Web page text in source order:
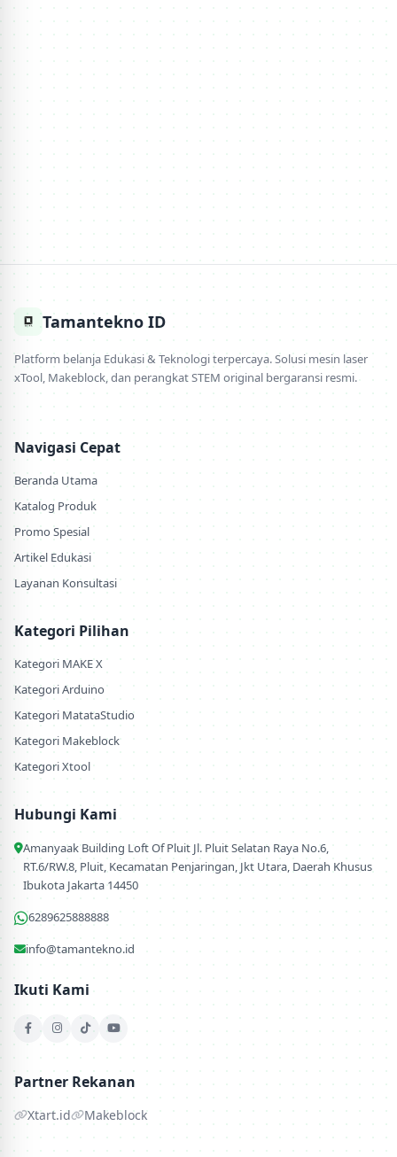
Tamantekno ID
Platform belanja Edukasi & Teknologi terpercaya. Solusi mesin laser
xTool, Makeblock, dan perangkat STEM original bergaransi resmi.
Navigasi Cepat
Beranda Utama
Katalog Produk
Promo Spesial
Artikel Edukasi
Layanan Konsultasi
Kategori Pilihan
Kategori MAKE X
Kategori Arduino
Kategori MatataStudio
Kategori Makeblock
Kategori Xtool
Hubungi Kami
Amanyaak Building Loft Of Pluit Jl. Pluit Selatan Raya No.6,
RT.6/RW.8, Pluit, Kecamatan Penjaringan, Jkt Utara, Daerah Khusus
Ibukota Jakarta 14450
6289625888888
info@tamantekno.id
Ikuti Kami
Partner Rekanan
Xtart.id Makeblock